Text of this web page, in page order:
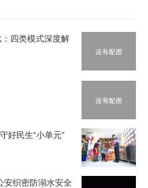
四类模式深度解
好民生“小单元”
安织密防溺水安全